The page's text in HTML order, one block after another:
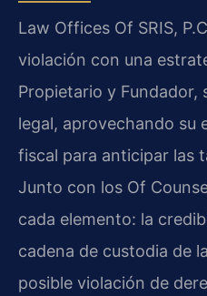
Law Offices Of SRIS,
violación con una
Propietario y Fundador,
legal, aprovechando su
fiscal para anticipar las
Junto con los Of
cada elemento: la
cadena de custodia de
posible violación de